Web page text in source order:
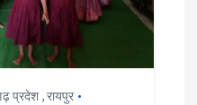
प्रदेश ,रायपुर